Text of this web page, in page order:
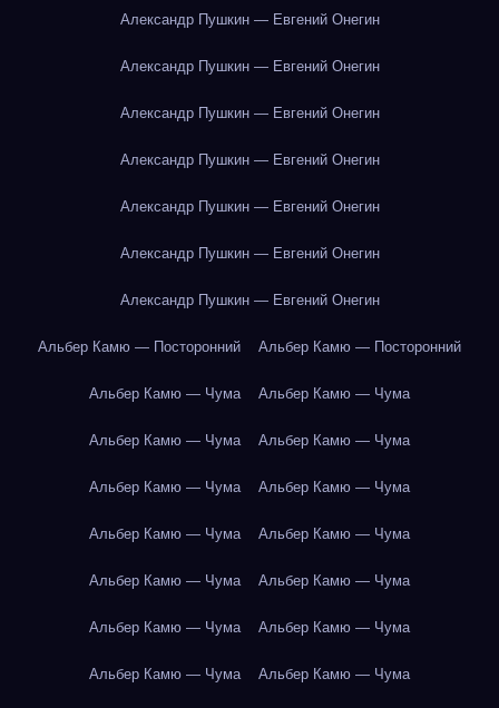
Александр Пушкин — Евгений Онегин
Александр Пушкин — Евгений Онегин
Александр Пушкин — Евгений Онегин
Александр Пушкин — Евгений Онегин
Александр Пушкин — Евгений Онегин
Александр Пушкин — Евгений Онегин
Александр Пушкин — Евгений Онегин
Альбер Камю — Посторонний Альбер Камю — Посторонний
Альбер Камю — Чума Альбер Камю — Чума
Альбер Камю — Чума Альбер Камю — Чума
Альбер Камю — Чума Альбер Камю — Чума
Альбер Камю — Чума Альбер Камю — Чума
Альбер Камю — Чума Альбер Камю — Чума
Альбер Камю — Чума Альбер Камю — Чума
Альбер Камю — Чума Альбер Камю — Чума